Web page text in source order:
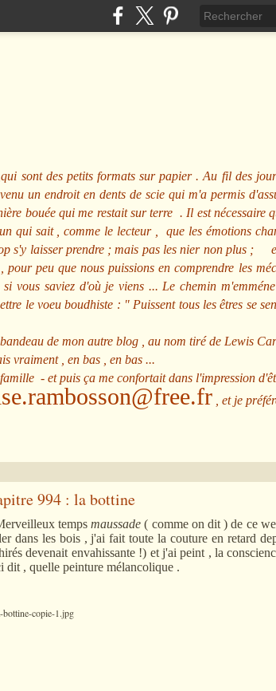
sont des petits formats sur papier . Au fil des
un endroit en dents de scie qui m'a permis
bouée qui me restait sur terre . Il est nécessaire
sait , comme le lecteur , que les émotions
s'y laisser prendre ; mais pas les nier non plus ;
peu que nous puissions en comprendre les
vous saviez d'où je viens ... Le chemin
le voeu boudhiste : " Puissent tous les êtres se
de mon autre blog , au nom tiré de Lewis
vraiment , en bas , en bas ...
- et puis ça me confortait dans l'impression
, et je
994 : la bottine
tempsmaussade ( comme on dit ) de ce
dans les bois , j'ai fait toute la couture en retard
devenait envahissante !) et j'ai peint , la
dit , quelle peinture mélancolique .